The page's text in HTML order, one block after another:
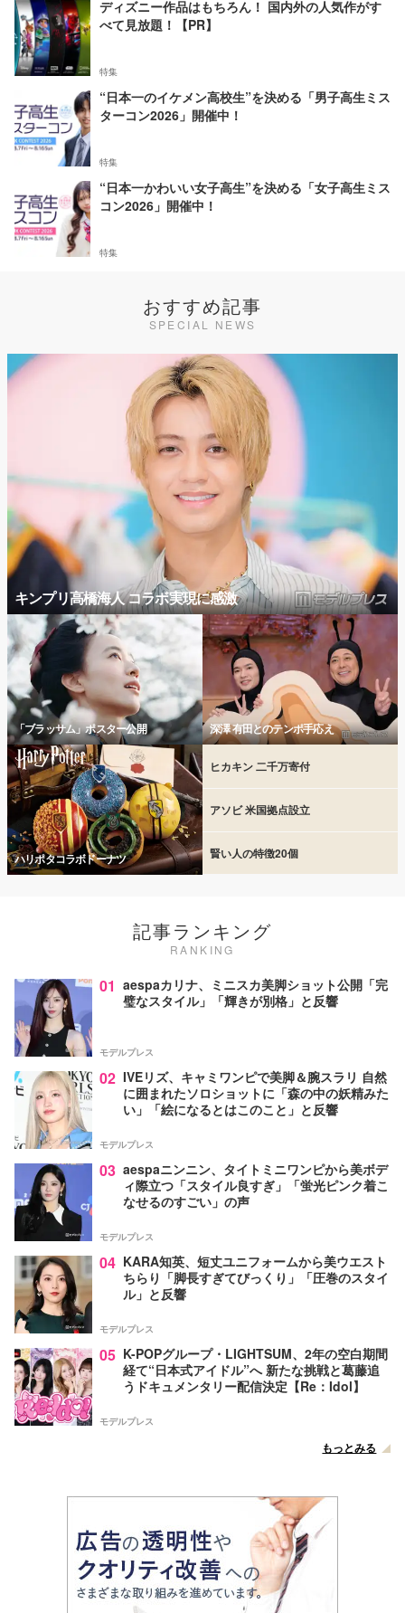
ディズニー作品はもちろん！ 国内外の人気作がす
べて見放題！【PR】
特集
“日本一のイケメン高校生”を決める「男子高生ミス
ターコン2026」開催中！
特集
“日本一かわいい女子高生”を決める「女子高生ミス
コン2026」開催中！
特集
おすすめ記事
SPECIAL NEWS
キンプリ高橋海人 コラボ実現に感激
「ブラッサム」ポスター公開 深澤 有田とのテンポ手応え
ハリポタコラボドーナツ
ヒカキン 二千万寄付
アソビ 米国拠点設立
賢い人の特徴20個
記事ランキング
RANKING
01 aespaカリナ、ミニスカ美脚ショット公開「完
璧なスタイル」「輝きが別格」と反響
モデルプレス
02 IVEリズ、キャミワンピで美脚＆腕スラリ 自然
に囲まれたソロショットに「森の中の妖精みた
い」「絵になるとはこのこと」と反響
モデルプレス
03 aespaニンニン、タイトミニワンピから美ボデ
ィ際立つ「スタイル良すぎ」「蛍光ピンク着こ
なせるのすごい」の声
モデルプレス
04 KARA知英、短丈ユニフォームから美ウエスト
ちらり「脚長すぎてびっくり」「圧巻のスタイ
ル」と反響
モデルプレス
05 K-POPグループ・LIGHTSUM、2年の空白期間
経て“日本式アイドル”へ 新たな挑戦と葛藤追
うドキュメンタリー配信決定【Re：Idol】
モデルプレス
もっとみる